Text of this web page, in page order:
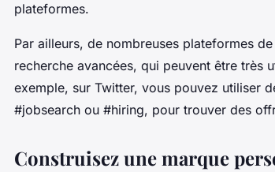
plateformes.
Par ailleurs, de nombreuses plateformes
recherche avancées, qui peuvent être très
exemple, sur Twitter, vous pouvez utiliser
#jobsearch ou #hiring, pour trouver des
Construisez une marque